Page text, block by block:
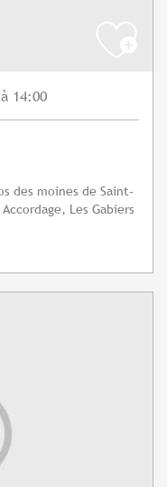
à 14:00
des moines de Saint-
Les Gabiers